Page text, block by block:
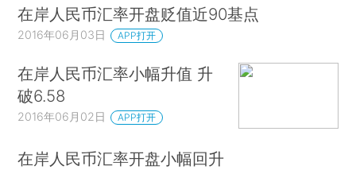
在岸人民币汇率开盘贬值近90基点
2016年06月03日 APP打开
在岸人民币汇率小幅升值 升
破6.58
2016年06月02日 APP打开
在岸人民币汇率开盘小幅回升